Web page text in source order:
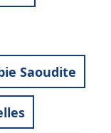
Saoudite